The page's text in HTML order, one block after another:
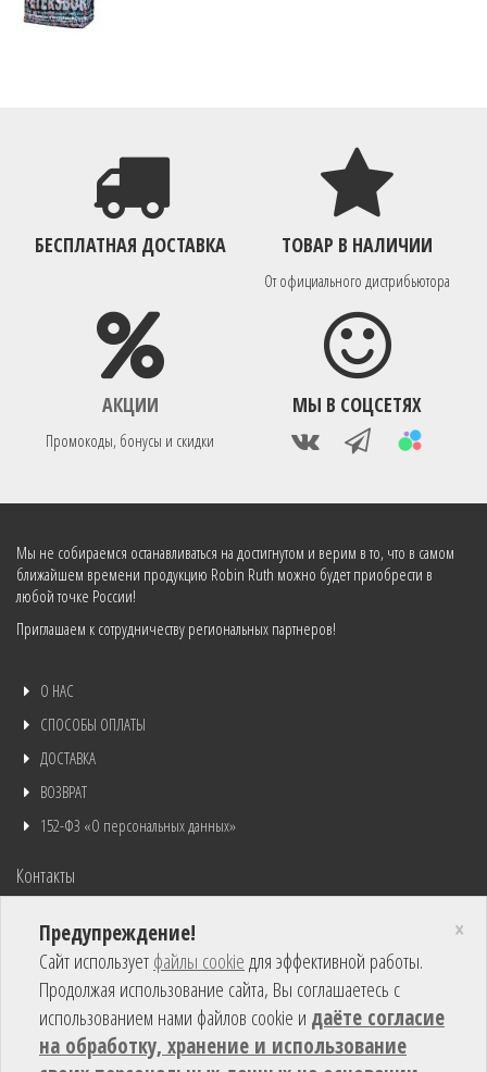
БЕСПЛАТНАЯ ДОСТАВКА ТОВАР В НАЛИЧИИ
От официального дистрибьютора
АКЦИИ
Промокоды, бонусы и скидки
МЫ В СОЦСЕТЯХ
Мы не собираемся останавливаться на достигнутом и верим в то, что в самом
ближайшем времени продукцию Robin Ruth можно будет приобрести в
любой точке России!
Приглашаем к сотрудничеству региональных партнеров!
О НАС
СПОСОБЫ ОПЛАТЫ
ДОСТАВКА
ВОЗВРАТ
152-ФЗ «О персональных данных»
Контакты
+7 (968) 588-88-22
rus@robin-ruth.ru
Отправить сообщение
Предупреждение!
Сайт используетфайлы cookieдля эффективной работы.
Продолжая использование сайта, Вы соглашаетесь с
использованием нами файлов cookie и даёте согласие
на обработку, хранение и использование
×